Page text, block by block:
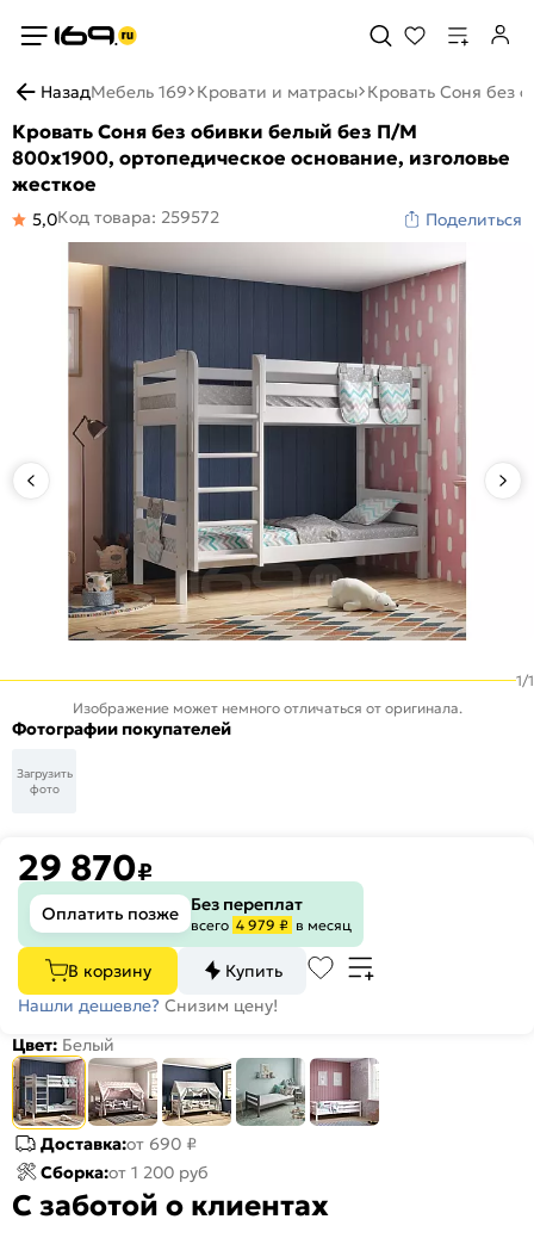
НазадМебель 169 Кровати и матрасы Кровать Соня без
Кровать Соня без обивки белый без П/М
800x1900, ортопедическое основание, изголовье
жесткое
5,0Код товара: 259572 Поделиться
1/1
Изображение может немного отличаться от оригинала.
Фотографии покупателей
Загрузить
фото
29 870₽
Оплатить позже Без переплат
всего 4 979 ₽ в месяц
В корзину
Купить
Нашли дешевле? Снизим цену!
Цвет: Белый
Доставка:от 690 ₽
Сборка:от 1 200 руб
С заботой о клиентах